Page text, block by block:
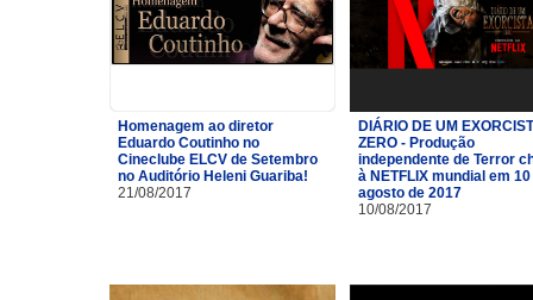
Homenagem ao diretor
Eduardo Coutinho no
Cineclube ELCV de Setembro
no Auditório Heleni Guariba!
21/08/2017
DIÁRIO DE UM
ZERO - Produção
independente de Terror
à NETFLIX mundial em
agosto de 2017
10/08/2017